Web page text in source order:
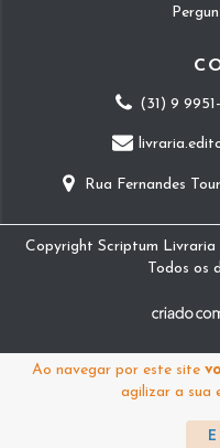
Ao navegar por este site
agilizar a sua
(31) 9
Rua Fernandes
Copyright Scriptum Livraria
Todos os